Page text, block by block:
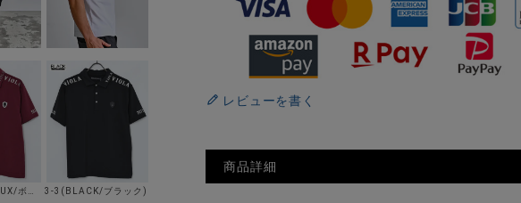
3-3(BLACK/ブラック)
レビューを書く
商品詳細